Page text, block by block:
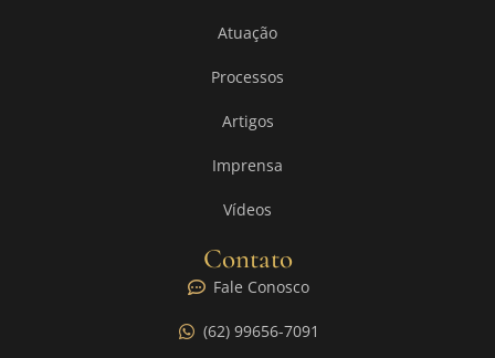
Atuação
Processos
Artigos
Imprensa
Vídeos
Contato
Fale Conosco
(62) 99656-7091